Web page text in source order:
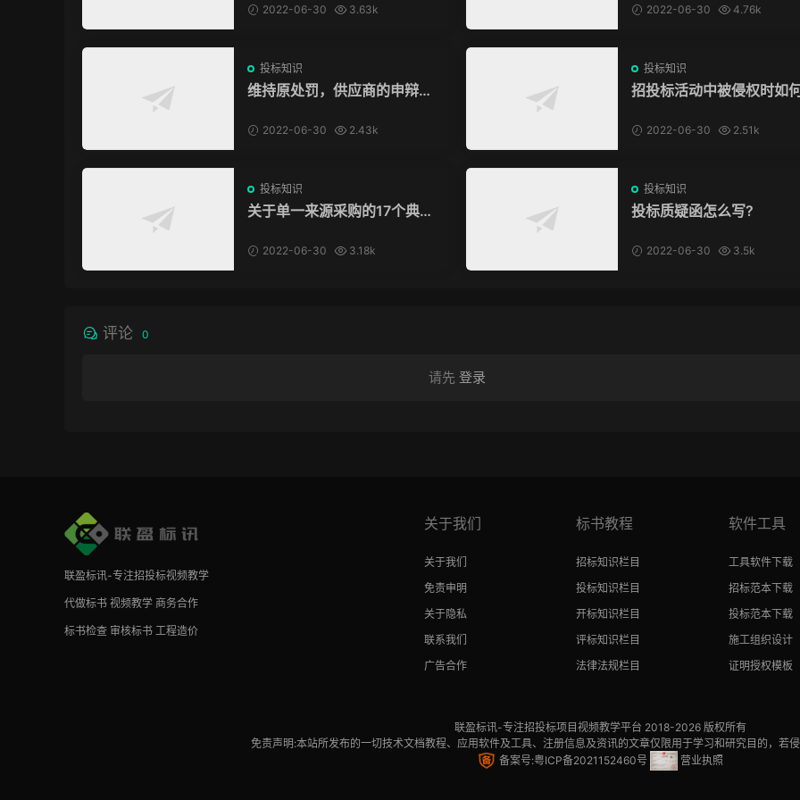
2022-06-30 3.63k 2022-06-30 4.76k
投标知识
维持原处罚，供应商的申辩被
2022-06-30 2.43k
投标知识
招投标活动中被侵权时如
2022-06-30 2.51k
投标知识
关于单一来源采购的17个典型
2022-06-30 3.18k
投标知识
投标质疑函怎么写?
2022-06-30 3.5k
评论 0
请先 登录
联盈标讯-专注招投标视频教学
代做标书 视频教学 商务合作
标书检查 审核标书 工程造价
关于我们
关于我们
免责申明
关于隐私
联系我们
广告合作
标书教程
招标知识栏目
投标知识栏目
开标知识栏目
评标知识栏目
法律法规栏目
软件工具
工具软件下载
招标范本下载
投标范本下载
施工组织设计
证明授权模板
联盈标讯-专注招投标项目视频教学平台 2018-2026 版权所有
免责声明:本站所发布的一切技术文档教程、应用软件及工具、注册信息及资讯的文章仅限用于学习和研究目的，若
备案号:粤ICP备2021152460号
营业执照